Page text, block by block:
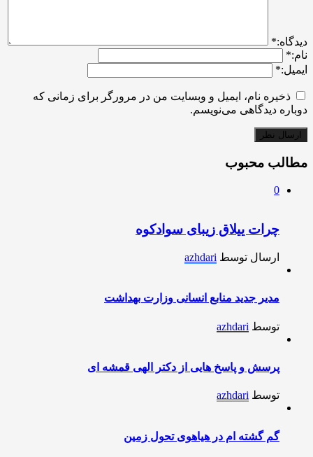
ديدگاه:*
نام:*
ایمیل:*
ذخیره نام، ایمیل و وبسایت من در مرورگر برای زمانی که
دوباره دیدگاهی می‌نویسم.
مطالب محبوب
0
چرات ییلاق زیبای سوادکوه
ارسال توسط azhdari
مدیر جدید منابع انسانی وزارت بهداشت
توسط azhdari
پرسش و پاسخ هایی از دکتر الهی قمشه ای
توسط azhdari
گم گشته ام در هیاهوی تحول زمین